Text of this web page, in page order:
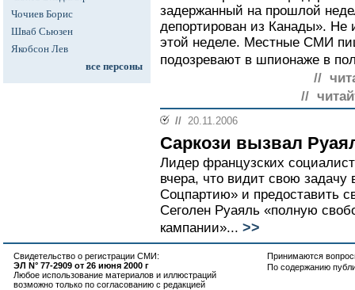
Чочиев Борис
Шваб Сьюзен
Якобсон Лев
все персоны
задержанный на прошлой
депортирован из Канады». Не
этой неделе. Местные СМИ
подозревают в шпионаже в
//
//
// 20.11.2006
Саркози вызвал
Лидер французских
вчера, что видит свою
Соцпартию» и предоставить
Сеголен Руаяль «полную
кампании»... >>
Свидетельство о регистрации СМИ:
ЭЛ N° 77-2909 от 26 июня 2000 г
Любое использование материалов и иллюстраций
возможно только по согласованию с редакцией
Принимаются
По содержанию